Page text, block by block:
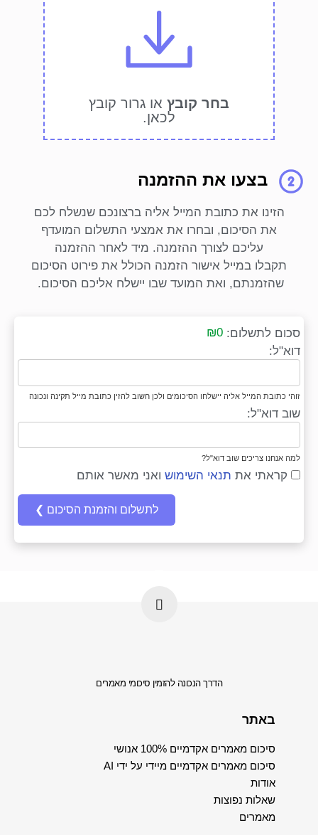
בחר קובץ או גרור קובץ
לכאן.
בצעו את ההזמנה
הזינו את כתובת המייל אליה ברצונכם שנשלח לכם
את הסיכום, ובחרו את אמצעי התשלום המועדף
עליכם לצורך ההזמנה. מיד לאחר ההזמנה
תקבלו במייל אישור הזמנה הכולל את פירוט הסיכום
שהזמנתם, ואת המועד שבו יישלח אליכם הסיכום.
סכום לתשלום: ₪0
דוא"ל:
זוהי כתובת המייל אליה יישלחו הסיכומים ולכן חשוב להזין כתובת מייל תקינה ונכונה
שוב דוא"ל:
למה אנחנו צריכים שוב דוא"ל?
קראתי את תנאי השימוש ואני מאשר אותם
הדרך הנכונה להזמין סיכומי מאמרים
באתר
סיכום מאמרים אקדמיים 100% אנושי
סיכום מאמרים אקדמיים מיידי על ידי AI
אודות
שאלות נפוצות
מאמרים